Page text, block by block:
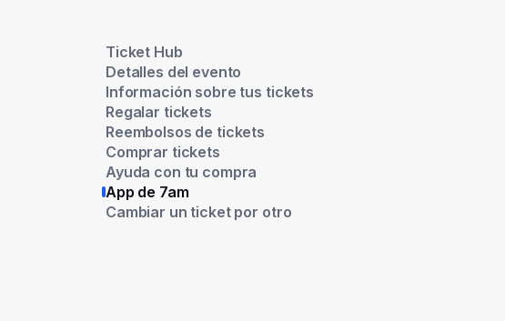
Ticket Hub
Detalles del evento
Información sobre tus tickets
Regalar tickets
Reembolsos de tickets
Comprar tickets
Ayuda con tu compra
App de 7am
Cambiar un ticket por otro